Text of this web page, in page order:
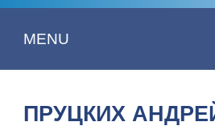
MENU
ПРУЦКИХ